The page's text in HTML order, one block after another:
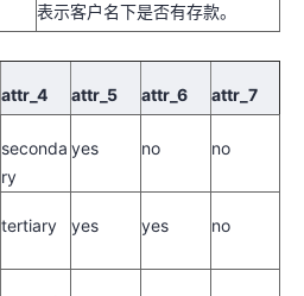
表示客户名下是否有存款。
attr_4 attr_5 attr_6 attr_7
seconda
ry
yes no no
tertiary yes yes no